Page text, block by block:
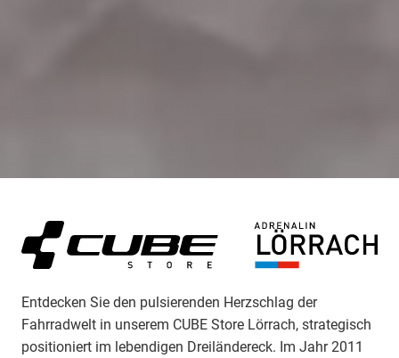
Entdecken Sie den pulsierenden Herzschlag der
Fahrradwelt in unserem CUBE Store Lörrach, strategisch
positioniert im lebendigen Dreiländereck. Im Jahr 2011